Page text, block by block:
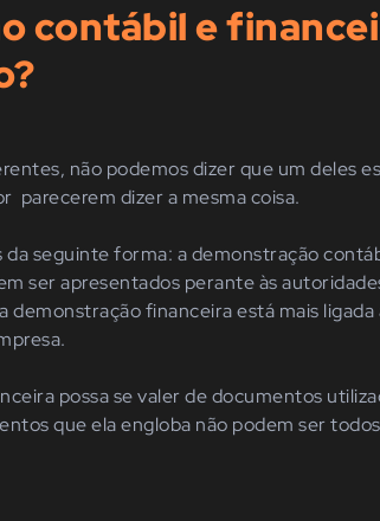
contábil e
não podemos dizer que um deles
parecerem dizer a mesma coisa.
seguinte forma: a demonstração
ser apresentados perante às
demonstração financeira está mais
possa se valer de documentos
que ela engloba não podem ser